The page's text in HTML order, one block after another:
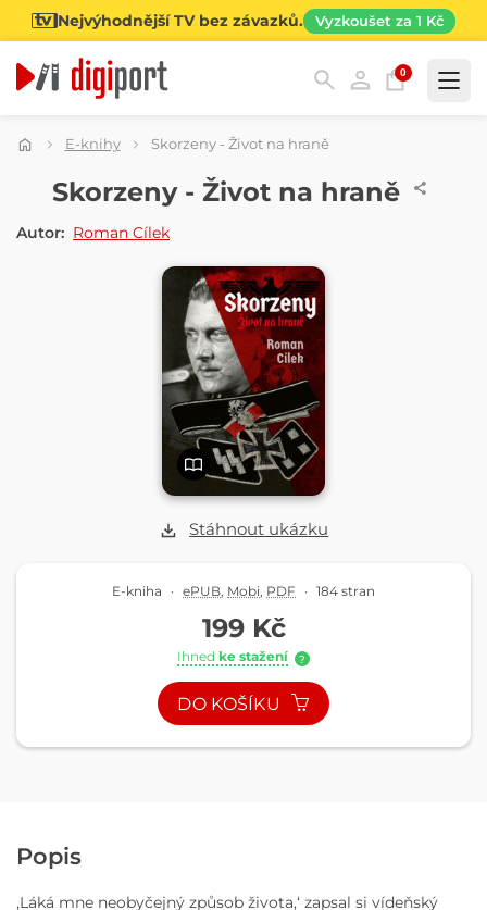
Nejvýhodnější TV bez závazků. Vyzkoušet za 1 Kč
0
Kategorie
E-knihy Skorzeny - Život na hraně
Stáhnout ukázku
E-KNIHASkorzeny - Život na hraně
Autor: Roman Cílek
E-kniha · ePUB, Mobi, PDF · 184 stran
199 Kč
Ihned ke stažení ?
DO KOŠÍKU
Popis
,Láká mne neobyčejný způsob života,‘ zapsal si vídeňský